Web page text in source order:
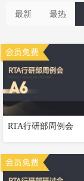
最新 最热
RTA行研部周例会